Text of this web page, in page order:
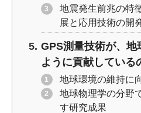
地震発生前兆の特
展と応用技術の開
GPS測量技術が、地
ように貢献している
地球環境の維持に
地球物理学の分野
す研究成果